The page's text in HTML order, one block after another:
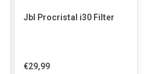
Jbl Procristal i30 Filter
€29,99